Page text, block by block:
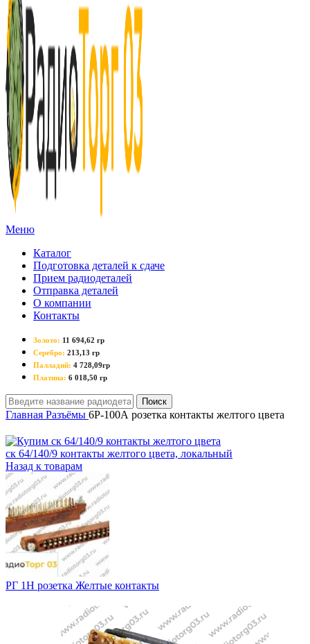
Меню
Каталог
Подготовка деталей к сдаче
Прием радиодеталей
Отправка деталей
О компании
Контакты
Золото: 11 694,62 гр
Серебро: 213,13 гр
Палладий: 4 728,09гр
Платина: 6 018,50 гр
Поиск
Главная Разъёмы 6Р-100А розетка контакты желтого цвета
ск 64/140/9 контакты желтого цвета, локальный
Назад к товарам
РГ 1Н розетка Желтые контакты